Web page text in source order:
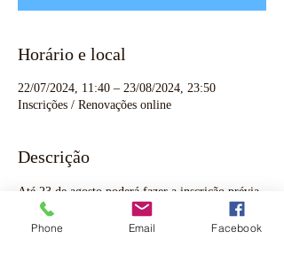
Horário e local
22/07/2024, 11:40 – 23/08/2024, 23:50
Inscrições / Renovações online
Descrição
Até 23 de agosto poderá fazer a inscrição prévia
do seu educando, beneficiando do valor atual de
tabela*. Poderá formalizar a inscrição no nosso
Phone Email Facebook